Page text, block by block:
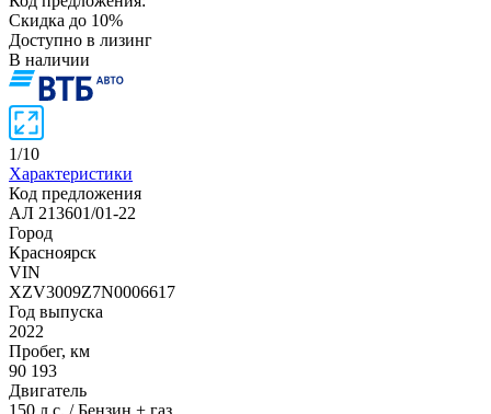
Скидка до 10%
Доступно в лизинг
В наличии
1/10
Характеристики
Код предложения
АЛ 213601/01-22
Город
Красноярск
VIN
XZV3009Z7N0006617
Год выпуска
2022
Пробег, км
90 193
Двигатель
150 л.с. / Бензин + газ